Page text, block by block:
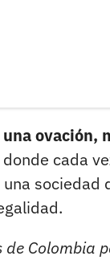
ovación,
donde cada
Colombia